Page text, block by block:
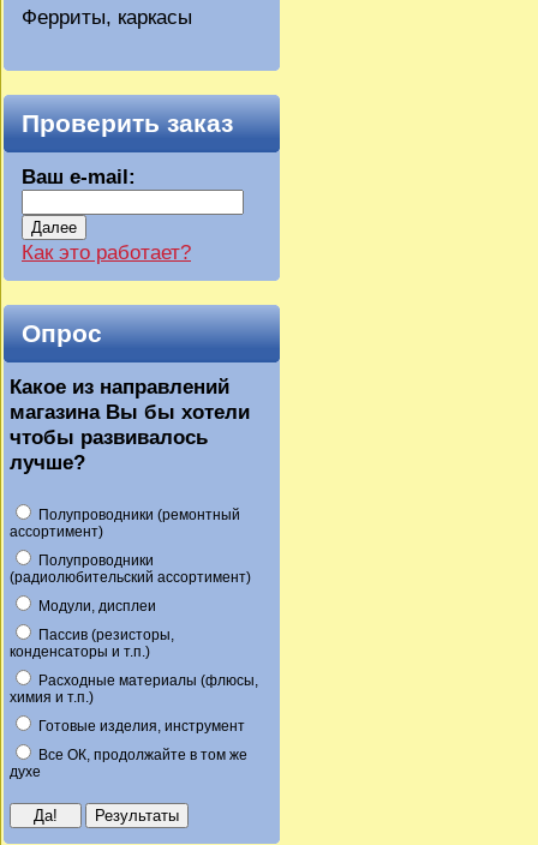
Ферриты, каркасы
Проверить заказ
Ваш e-mail:
Далее
Как это работает?
Опрос
Какое из направлений
магазина Вы бы хотели
чтобы развивалось
лучше?
Полупроводники (ремонтный
ассортимент)
Полупроводники
(радиолюбительский ассортимент)
Модули, дисплеи
Пассив (резисторы,
конденсаторы и т.п.)
Расходные материалы (флюсы,
химия и т.п.)
Готовые изделия, инструмент
Все ОК, продолжайте в том же
духе